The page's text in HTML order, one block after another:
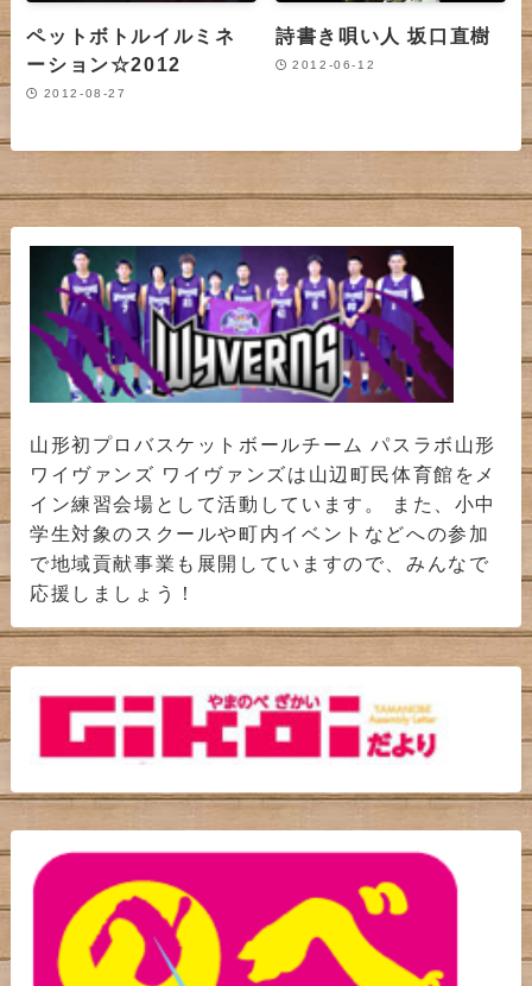
ペットボトルイルミネ
ーション☆2012
2012-08-27
詩書き唄い人 坂口直樹
2012-06-12
山形初プロバスケットボールチーム パスラボ山形
ワイヴァンズ ワイヴァンズは山辺町民体育館をメ
イン練習会場として活動しています。 また、小中
学生対象のスクールや町内イベントなどへの参加
で地域貢献事業も展開していますので、みんなで
応援しましょう！